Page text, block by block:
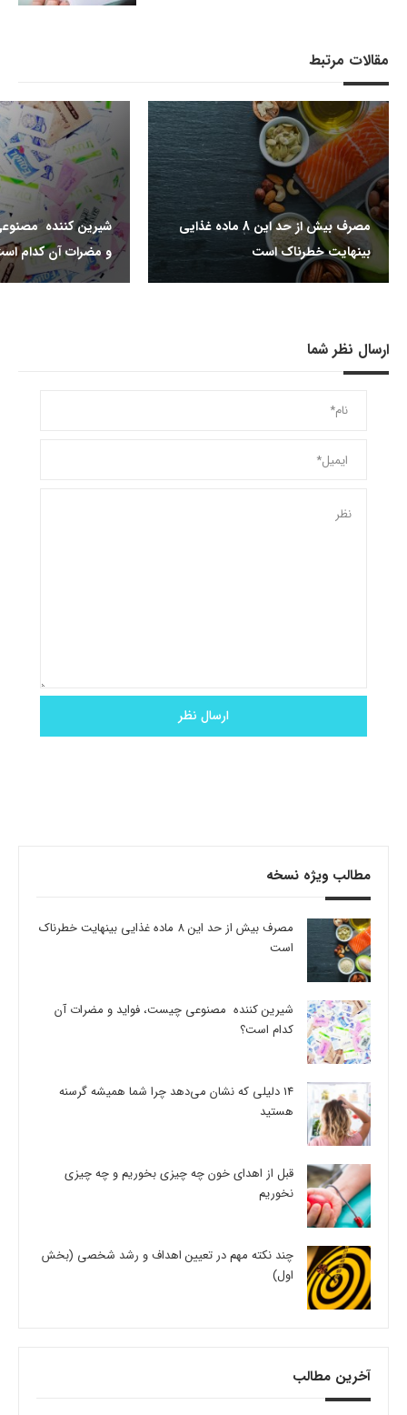
مقالات مرتبط
مصرف بیش از حد این 8 ماده غذایی
بینهایت خطرناک است
شیرین کننده
و مضرات آن کدام
ارسال نظر شما
مطالب ویژه نسخه
مصرف بیش از حد این 8 ماده غذایی بینهایت خطرناک
است
شیرین کننده مصنوعی چیست، فواید و مضرات آن
کدام است؟
14 دلیلی که نشان می‌دهد چرا شما همیشه گرسنه
هستید
قبل از اهدای خون چه چیزی بخوریم و چه چیزی
نخوریم
چند نکته مهم در تعیین اهداف و رشد شخصی (بخش
اول)
آخرین مطالب